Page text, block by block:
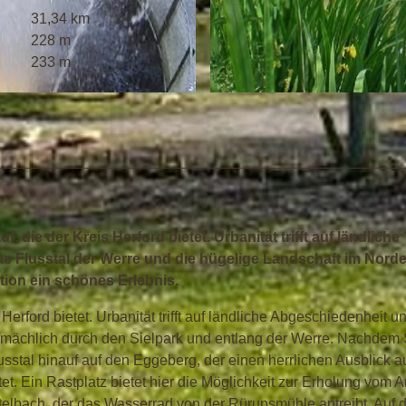
© Rürupsmühle
31,34 km
228 m
233 m
die der Kreis Herford bietet. Urbanität trifft auf ländliche
Flusstal der Werre und die hügelige Landschaft im
ein schönes Erlebnis.
bietet. Urbanität trifft auf ländliche Abgeschiedenheit
durch den Sielpark und entlang der Werre. Nachdem
hinauf auf den Eggeberg, der einen herrlichen Ausblick
Ein Rastplatz bietet hier die Möglichkeit zur Erholung vom